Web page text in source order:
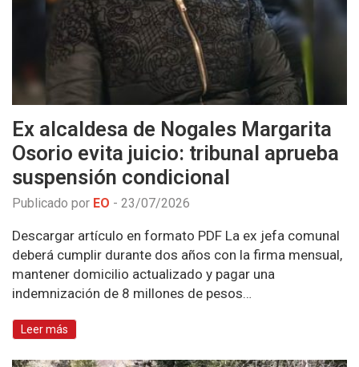
Ex alcaldesa de Nogales Margarita
Osorio evita juicio: tribunal aprueba
suspensión condicional
Publicado por EO - 23/07/2026
Descargar artículo en formato PDF La ex jefa comunal
deberá cumplir durante dos años con la firma mensual,
mantener domicilio actualizado y pagar una
indemnización de 8 millones de pesos…
Leer más